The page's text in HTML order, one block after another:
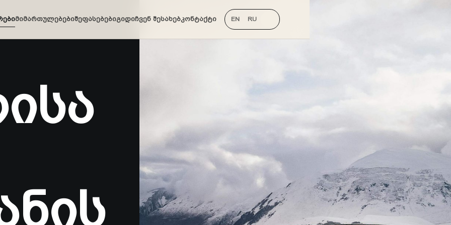
მიმართულებებიშეფასებებიგიდიჩვენ შესახებკონტაქტი EN RU